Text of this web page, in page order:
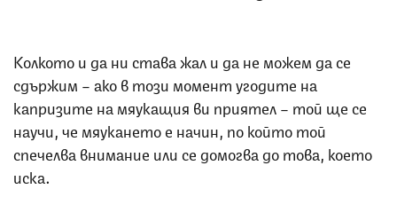
Колкото и да ни става жал и да не можем да се
сдържим – ако в този момент угодите на
капризите на мяукащия ви приятел – той ще се
научи, че мяукането е начин, по който той
спечелва внимание или се домогва до това, което
иска.